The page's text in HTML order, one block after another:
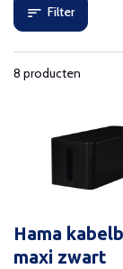
Filter
8 producten
Hama
maxi zwart